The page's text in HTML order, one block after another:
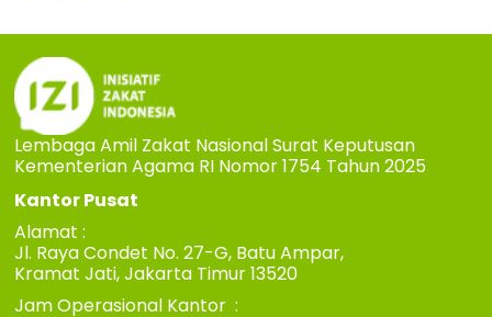
Lembaga Amil Zakat Nasional Surat Keputusan
Kementerian Agama RI Nomor 1754 Tahun 2025
Kantor Pusat
Alamat :
Jl. Raya Condet No. 27-G, Batu Ampar,
Kramat Jati, Jakarta Timur 13520
Jam Operasional Kantor :